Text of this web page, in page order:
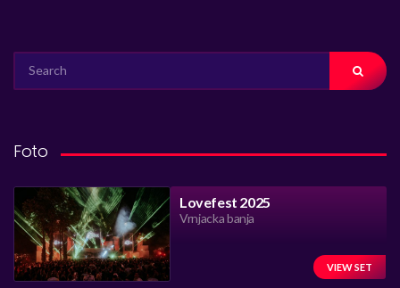
FOR:
Foto
Lovefest 2025
Vrnjacka banja
VIEW SET